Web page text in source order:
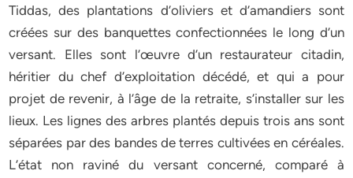
Tiddas, des plantations d’oliviers et d’amandiers sont
créées sur des banquettes confectionnées le long d’un
versant. Elles sont l’œuvre d’un restaurateur citadin,
héritier du chef d’exploitation décédé, et qui a pour
projet de revenir, à l’âge de la retraite, s’installer sur les
lieux. Les lignes des arbres plantés depuis trois ans sont
séparées par des bandes de terres cultivées en céréales.
L’état non raviné du versant concerné, comparé à